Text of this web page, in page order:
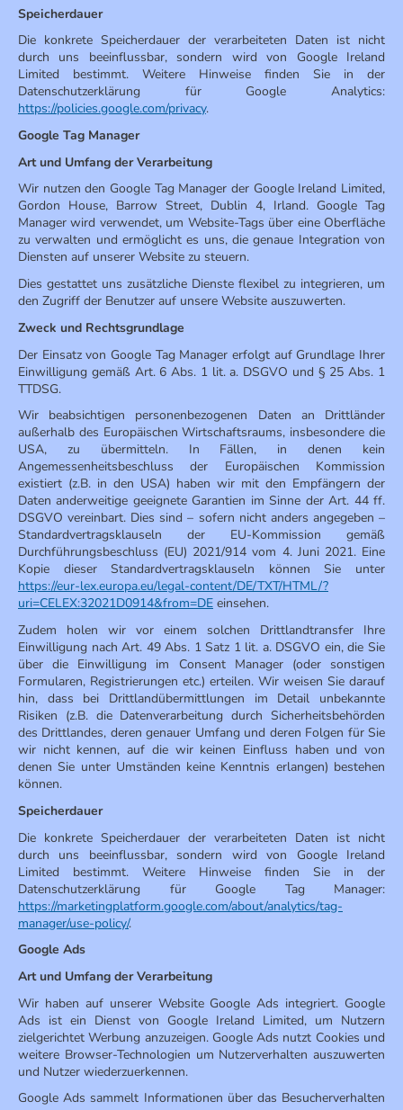
Speicherdauer
Die konkrete Speicherdauer der verarbeiteten Daten ist nicht
durch uns beeinflussbar, sondern wird von Google Ireland
Limited bestimmt. Weitere Hinweise finden Sie in der
Datenschutzerklärung für Google Analytics:
https://policies.google.com/privacy.
Google Tag Manager
Art und Umfang der Verarbeitung
Wir nutzen den Google Tag Manager der Google Ireland Limited,
Gordon House, Barrow Street, Dublin 4, Irland. Google Tag
Manager wird verwendet, um Website-Tags über eine Oberfläche
zu verwalten und ermöglicht es uns, die genaue Integration von
Diensten auf unserer Website zu steuern.
Dies gestattet uns zusätzliche Dienste flexibel zu integrieren, um
den Zugriff der Benutzer auf unsere Website auszuwerten.
Zweck und Rechtsgrundlage
Der Einsatz von Google Tag Manager erfolgt auf Grundlage Ihrer
Einwilligung gemäß Art. 6 Abs. 1 lit. a. DSGVO und § 25 Abs. 1
TTDSG.
Wir beabsichtigen personenbezogenen Daten an Drittländer
außerhalb des Europäischen Wirtschaftsraums, insbesondere die
USA, zu übermitteln. In Fällen, in denen kein
Angemessenheitsbeschluss der Europäischen Kommission
existiert (z.B. in den USA) haben wir mit den Empfängern der
Daten anderweitige geeignete Garantien im Sinne der Art. 44 ff.
DSGVO vereinbart. Dies sind – sofern nicht anders angegeben –
Standardvertragsklauseln der EU-Kommission gemäß
Durchführungsbeschluss (EU) 2021/914 vom 4. Juni 2021. Eine
Kopie dieser Standardvertragsklauseln können Sie unter
https://eur-lex.europa.eu/legal-content/DE/TXT/HTML/?
uri=CELEX:32021D0914&from=DE einsehen.
Zudem holen wir vor einem solchen Drittlandtransfer Ihre
Einwilligung nach Art. 49 Abs. 1 Satz 1 lit. a. DSGVO ein, die Sie
über die Einwilligung im Consent Manager (oder sonstigen
Formularen, Registrierungen etc.) erteilen. Wir weisen Sie darauf
hin, dass bei Drittlandübermittlungen im Detail unbekannte
Risiken (z.B. die Datenverarbeitung durch Sicherheitsbehörden
des Drittlandes, deren genauer Umfang und deren Folgen für Sie
wir nicht kennen, auf die wir keinen Einfluss haben und von
denen Sie unter Umständen keine Kenntnis erlangen) bestehen
können.
Speicherdauer
Die konkrete Speicherdauer der verarbeiteten Daten ist nicht
durch uns beeinflussbar, sondern wird von Google Ireland
Limited bestimmt. Weitere Hinweise finden Sie in der
Datenschutzerklärung für Google Tag Manager:
https://marketingplatform.google.com/about/analytics/tag-
manager/use-policy/.
Google Ads
Art und Umfang der Verarbeitung
Wir haben auf unserer Website Google Ads integriert. Google
Ads ist ein Dienst von Google Ireland Limited, um Nutzern
zielgerichtet Werbung anzuzeigen. Google Ads nutzt Cookies und
weitere Browser-Technologien um Nutzerverhalten auszuwerten
und Nutzer wiederzuerkennen.
Google Ads sammelt Informationen über das Besucherverhalten